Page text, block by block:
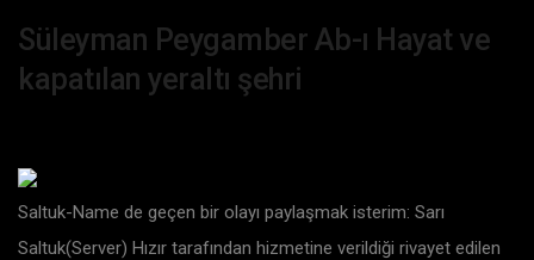
Süleyman Peygamber Ab-ı Hayat ve
kapatılan yeraltı şehri
Saltuk-Name de geçen bir olayı paylaşmak isterim: Sarı
Saltuk(Server) Hızır tarafından hizmetine verildiği rivayet edilen